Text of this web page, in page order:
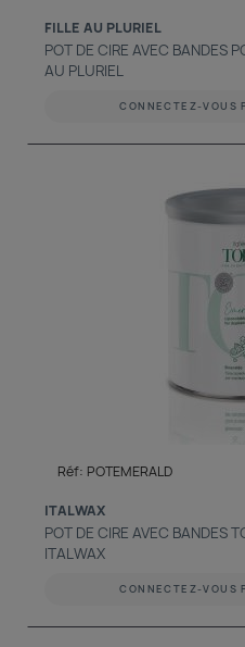
FILLE AU PLURIEL
POT DE CIRE AVEC BANDES
AU PLURIEL
CONNECTEZ-VOUS
Réf: POTEMERALD
ITALWAX
POT DE CIRE AVEC BANDES
ITALWAX
CONNECTEZ-VOUS